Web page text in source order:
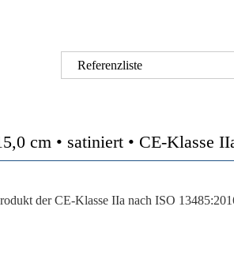
Referenzliste
cm • satiniert • CE-Klasse
der CE-Klasse IIa nach ISO